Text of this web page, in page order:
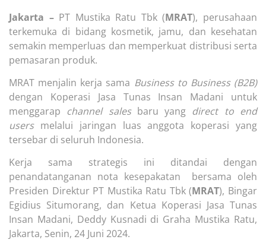
Jakarta – PT Mustika Ratu Tbk (MRAT), perusahaan
terkemuka di bidang kosmetik, jamu, dan kesehatan
semakin memperluas dan memperkuat distribusi serta
pemasaran produk.
MRAT menjalin kerja sama Business to Business (B2B)
dengan Koperasi Jasa Tunas Insan Madani untuk
menggarap channel salesbaru yang direct to end
users melalui jaringan luas anggota koperasi yang
tersebar di seluruh Indonesia.
Kerja sama strategis ini ditandai dengan
penandatanganan nota kesepakatan bersama oleh
Presiden Direktur PT Mustika Ratu Tbk (MRAT), Bingar
Egidius Situmorang, dan Ketua Koperasi Jasa Tunas
Insan Madani, Deddy Kusnadi di Graha Mustika Ratu,
Jakarta, Senin, 24 Juni 2024.